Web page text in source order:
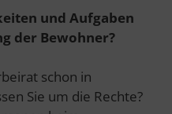
und Aufgaben
der Bewohner?
schon in
Sie um die Rechte?